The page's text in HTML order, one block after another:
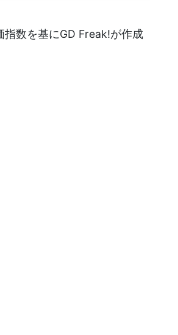
指数を基にGD Freak!が作成